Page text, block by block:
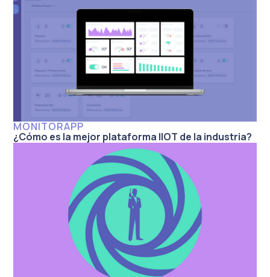
MONITORAPP
¿Cómo es la mejor plataforma IIOT de la industria?